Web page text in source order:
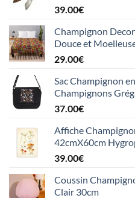
39.00€
Champignon
Douce et
29.00€
Sac Champignon
Champignons
37.00€
Affiche
42cmX60cm
39.00€
Coussin
Clair 30cm